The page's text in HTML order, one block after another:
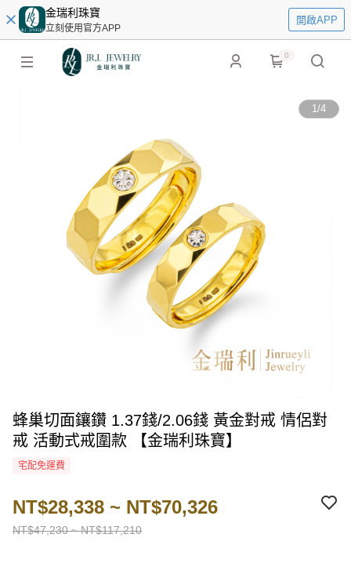
金瑞利珠寶
立刻使用官方APP
開啟APP
0
1/4
蜂巢切面鑲鑽 1.37錢/2.06錢 黃金對戒 情侶對
戒 活動式戒圍款 【金瑞利珠寶】
宅配免運費
NT$47,230 ~ NT$117,210
NT$28,338 ~ NT$70,326